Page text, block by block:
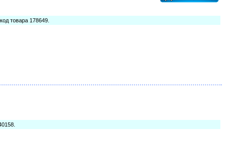
товара 178649.